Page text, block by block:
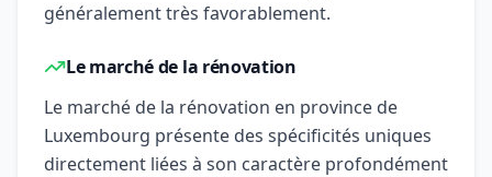
généralement très favorablement.
Le marché de la rénovation
Le marché de la rénovation en province de
Luxembourg présente des spécificités uniques
directement liées à son caractère profondément